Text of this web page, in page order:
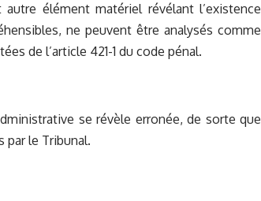
élément matériel révélant l’existence
ne peuvent être analysés comme
de l’article 421-1 du code pénal.
se révèle erronée, de sorte que
par le Tribunal.